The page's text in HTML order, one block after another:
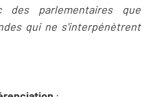
des parlementaires que
qui ne s'interpénètrent